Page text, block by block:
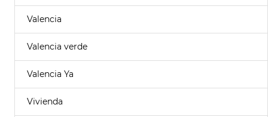
Valencia
Valencia verde
Valencia Ya
Vivienda